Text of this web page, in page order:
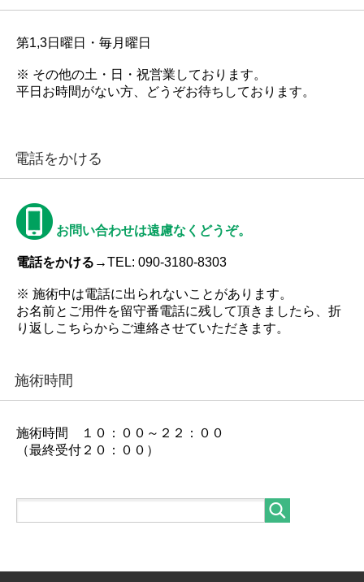
第1,3日曜日・毎月曜日
※ その他の土・日・祝営業しております。
平日お時間がない方、どうぞお待ちしております。
電話をかける
お問い合わせは遠慮なくどうぞ。
電話をかける→TEL: 090-3180-8303
※ 施術中は電話に出られないことがあります。
お名前とご用件を留守番電話に残して頂きましたら、折
り返しこちらからご連絡させていただきます。
施術時間
施術時間 １０：００～２２：００
（最終受付２０：００）